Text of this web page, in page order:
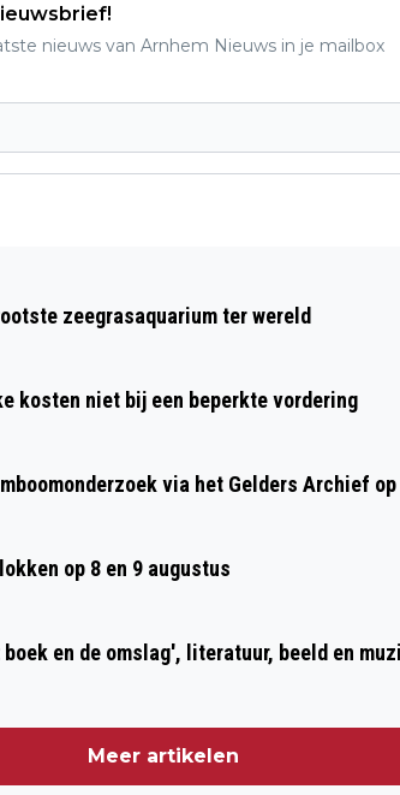
nieuws van Arnhem Nieuws in je mailbox
WIE
zeegrasaquarium ter wereld
kosten niet bij een beperkte vordering
via het Gelders Archief
op 8 en 9 augustus
en de omslag', literatuur, beeld en
Meer artikelen